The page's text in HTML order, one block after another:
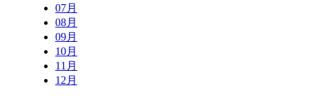
07月
08月
09月
10月
11月
12月